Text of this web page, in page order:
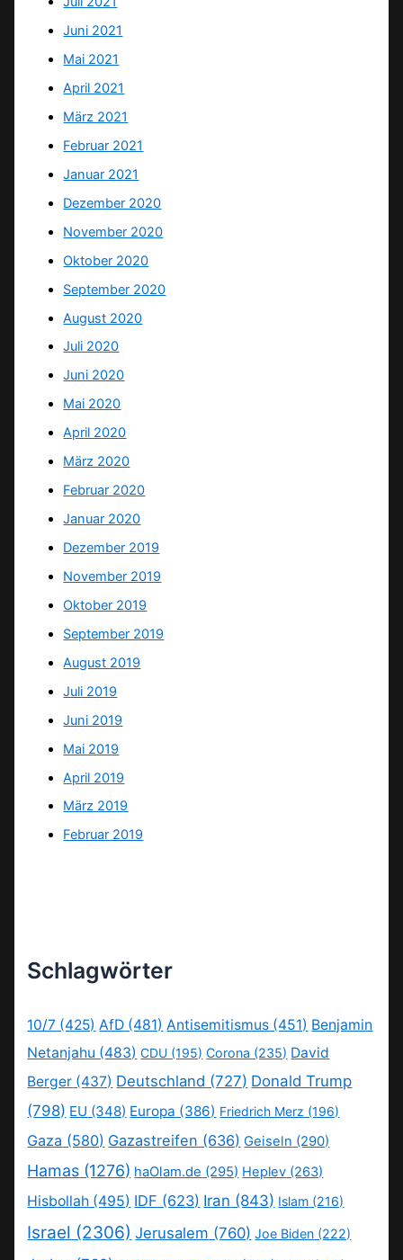
Juni 2021
Mai 2021
April 2021
März 2021
Februar 2021
Januar 2021
Dezember 2020
November 2020
Oktober 2020
September 2020
August 2020
Juli 2020
Juni 2020
Mai 2020
April 2020
März 2020
Februar 2020
Januar 2020
Dezember 2019
November 2019
Oktober 2019
September 2019
August 2019
Juli 2019
Juni 2019
Mai 2019
April 2019
März 2019
Februar 2019
Schlagwörter
10/7 (425) AfD (481) Antisemitismus (451) Benjamin
Netanjahu (483) CDU (195) Corona (235) David
Berger (437) Deutschland (727) Donald Trump
(798) EU (348) Europa (386) Friedrich Merz (196)
Gaza (580) Gazastreifen (636) Geiseln (290)
Hamas (1276) haOlam.de (295) Heplev (263)
Hisbollah (495) IDF (623) Iran (843) Islam (216)
Israel (2306) Jerusalem (760) Joe Biden (222)